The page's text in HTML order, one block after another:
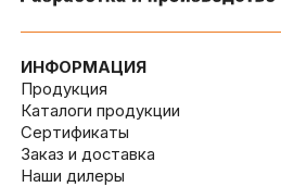
ИНФОРМАЦИЯ
Продукция
Каталоги продукции
Сертификаты
Заказ и доставка
Наши дилеры